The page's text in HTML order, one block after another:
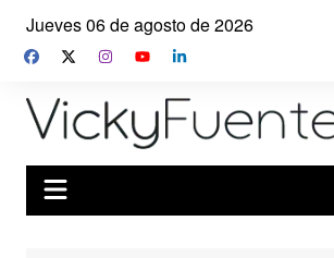
Saltar
contenido
Jueves 06 de agosto de 2026